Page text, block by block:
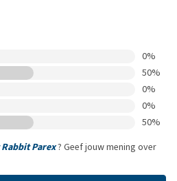
0%
50%
0%
0%
50%
Parex? Geef jouw mening over